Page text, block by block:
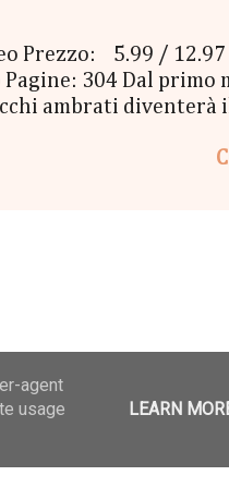
Prezzo: 5.99 / 12.97
304 Dal primo
ambrati diventerà
sembrano
agent
usage
LEARN